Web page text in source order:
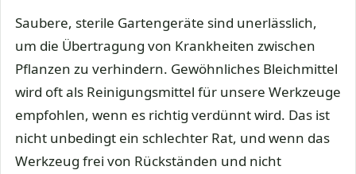
Saubere, sterile Gartengeräte sind unerlässlich,
um die Übertragung von Krankheiten zwischen
Pflanzen zu verhindern. Gewöhnliches Bleichmittel
wird oft als Reinigungsmittel für unsere Werkzeuge
empfohlen, wenn es richtig verdünnt wird. Das ist
nicht unbedingt ein schlechter Rat, und wenn das
Werkzeug frei von Rückständen und nicht